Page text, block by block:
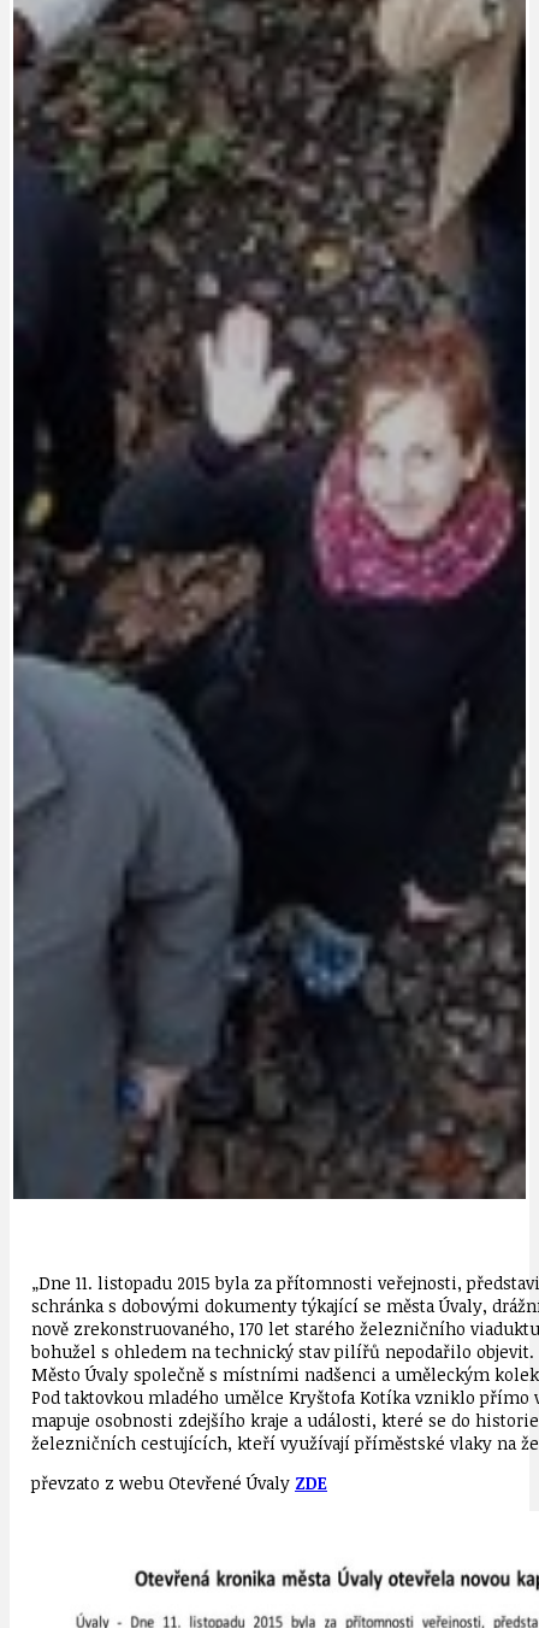
„Dne 11. listopadu 2015 byla za přítomnosti veřejnosti,
schránka s dobovými dokumenty týkající se města Úvaly,
nově zrekonstruovaného, 170 let starého železničního
bohužel s ohledem na technický stav pilířů nepodařilo objevit.
Město Úvaly společně s místními nadšenci a uměleckým
Pod taktovkou mladého umělce Kryštofa Kotíka vzniklo přímo
mapuje osobnosti zdejšího kraje a události, které se do
železničních cestujících, kteří využívají příměstské vlaky na
převzato z webu Otevřené Úvaly ZDE